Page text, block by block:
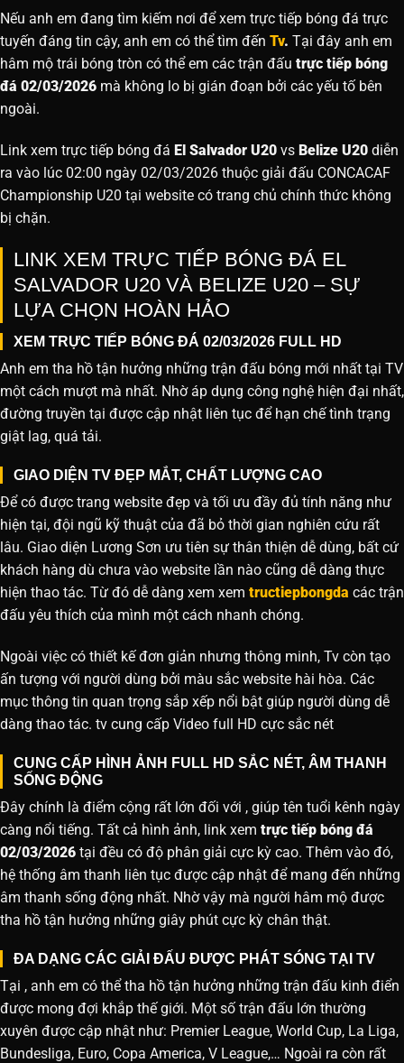
Nếu anh em đang tìm kiếm nơi để xem trực tiếp bóng đá trực
tuyến đáng tin cậy, anh em có thể tìm đến Tv. Tại đây anh em
hâm mộ trái bóng tròn có thể em các trận đấu trực tiếp bóng
đá 02/03/2026 mà không lo bị gián đoạn bởi các yếu tố bên
ngoài.
Link xem trực tiếp bóng đá El Salvador U20 vs Belize U20 diễn
ra vào lúc 02:00 ngày 02/03/2026 thuộc giải đấu CONCACAF
Championship U20 tại website có trang chủ chính thức không
bị chặn.
LINK XEM TRỰC TIẾP BÓNG ĐÁ EL
SALVADOR U20 VÀ BELIZE U20 – SỰ
LỰA CHỌN HOÀN HẢO
XEM TRỰC TIẾP BÓNG ĐÁ 02/03/2026 FULL HD
Anh em tha hồ tận hưởng những trận đấu bóng mới nhất tại TV
một cách mượt mà nhất. Nhờ áp dụng công nghệ hiện đại nhất,
đường truyền tại được cập nhật liên tục để hạn chế tình trạng
giật lag, quá tải.
GIAO DIỆN TV ĐẸP MẮT, CHẤT LƯỢNG CAO
Để có được trang website đẹp và tối ưu đầy đủ tính năng như
hiện tại, đội ngũ kỹ thuật của đã bỏ thời gian nghiên cứu rất
lâu. Giao diện Lương Sơn ưu tiên sự thân thiện dễ dùng, bất cứ
khách hàng dù chưa vào website lần nào cũng dễ dàng thực
hiện thao tác. Từ đó dễ dàng xem xem tructiepbongda các trận
đấu yêu thích của mình một cách nhanh chóng.
Ngoài việc có thiết kế đơn giản nhưng thông minh, Tv còn tạo
ấn tượng với người dùng bởi màu sắc website hài hòa. Các
mục thông tin quan trọng sắp xếp nổi bật giúp người dùng dễ
dàng thao tác. tv cung cấp Video full HD cực sắc nét
CUNG CẤP HÌNH ẢNH FULL HD SẮC NÉT, ÂM THANH
SỐNG ĐỘNG
Đây chính là điểm cộng rất lớn đối với , giúp tên tuổi kênh ngày
càng nổi tiếng. Tất cả hình ảnh, link xem trực tiếp bóng đá
02/03/2026 tại đều có độ phân giải cực kỳ cao. Thêm vào đó,
hệ thống âm thanh liên tục được cập nhật để mang đến những
âm thanh sống động nhất. Nhờ vậy mà người hâm mộ được
tha hồ tận hưởng những giây phút cực kỳ chân thật.
ĐA DẠNG CÁC GIẢI ĐẤU ĐƯỢC PHÁT SÓNG TẠI TV
Tại , anh em có thể tha hồ tận hưởng những trận đấu kinh điển
được mong đợi khắp thế giới. Một số trận đấu lớn thường
xuyên được cập nhật như: Premier League, World Cup, La Liga,
Bundesliga, Euro, Copa America, V League,… Ngoài ra còn rất